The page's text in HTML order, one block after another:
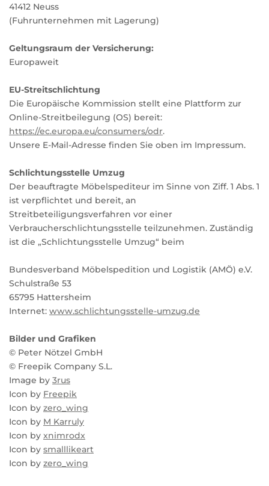
41412 Neuss
(Fuhrunternehmen mit Lagerung)
Geltungsraum der Versicherung:
Europaweit
EU-Streitschlichtung
Die Europäische Kommission stellt eine Plattform zur
Online-Streitbeilegung (OS) bereit:
https://ec.europa.eu/consumers/odr.
Unsere E-Mail-Adresse finden Sie oben im Impressum.
Schlichtungsstelle Umzug
Der beauftragte Möbelspediteur im Sinne von Ziff. 1 Abs. 1
ist verpflichtet und bereit, an
Streitbeteiligungsverfahren vor einer
Verbraucherschlichtungsstelle teilzunehmen. Zuständig
ist die „Schlichtungsstelle Umzug“ beim
Bundesverband Möbelspedition und Logistik (AMÖ) e.V.
Schulstraße 53
65795 Hattersheim
Internet: www.schlichtungsstelle-umzug.de
Bilder und Grafiken
© Peter Nötzel GmbH
© Freepik Company S.L.
Image by 3rus
Icon by Freepik
Icon by zero_wing
Icon by M Karruly
Icon by xnimrodx
Icon by smalllikeart
Icon by zero_wing